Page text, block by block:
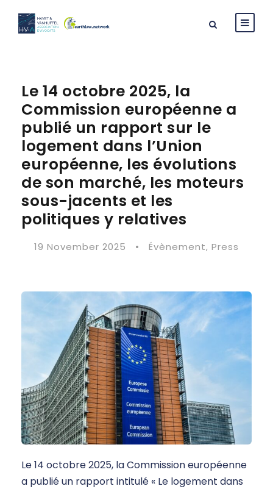
Le 14 octobre 2025, la
Commission européenne a
publié un rapport sur le
logement dans l’Union
européenne, les évolutions
de son marché, les moteurs
sous-jacents et les
politiques y relatives
19 November 2025 • Évènement, Press
Le 14 octobre 2025, la Commission européenne
a publié un rapport intitulé « Le logement dans